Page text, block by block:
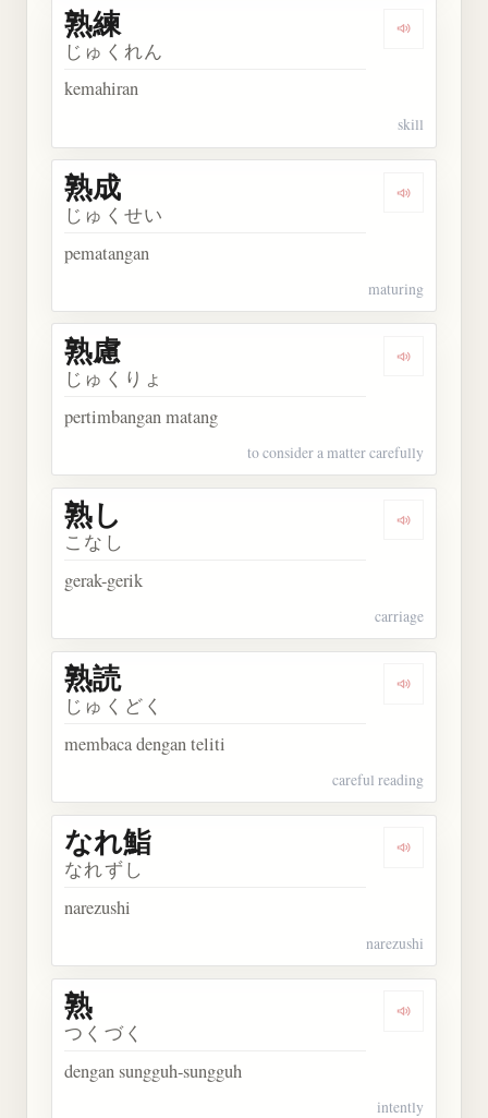
Dengarkan
熟練
じゅくれん
kemahiran
skill
Dengarkan
熟成
じゅくせい
pematangan
maturing
Dengarkan
熟慮
じゅくりょ
pertimbangan matang
to consider a matter carefully
Dengarkan
熟し
こなし
gerak-gerik
carriage
Dengarkan
熟読
じゅくどく
membaca dengan teliti
careful reading
Dengarkan
なれ鮨
なれずし
narezushi
narezushi
Dengarkan
熟
つくづく
dengan sungguh-sungguh
intently